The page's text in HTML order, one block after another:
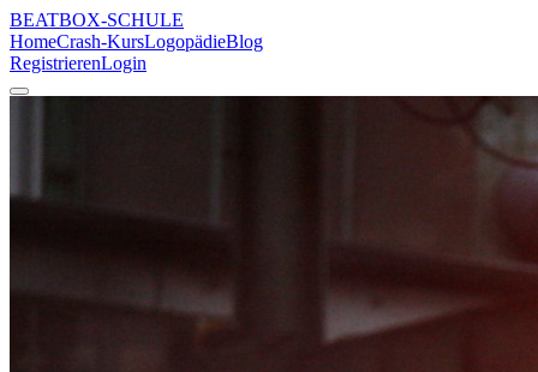
BEATBOX-SCHULE
HomeCrash-KursLogopädieBlog
RegistrierenLogin